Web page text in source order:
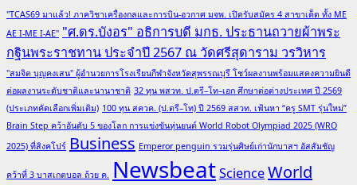
"TCAS69 มาแล้ว! ภาควิชาเครื่องกลและการบิน-อวกาศ มจพ. เปิดรับสมัคร 4 สาขาเด็ด ทั้ง ME
AE I-ME I-AE" "ศ.ดร.บังอร" อธิการบดี มกธ. ประธานถวายผ้าพระ
กฐินพระราชทาน ประจำปี 2567 ณ วัดศรีสุดาราม วรวิหาร
"สมจิต บุญคงเสน" ผู้อำนวยการโรงเรียนกีฬาจังหวัดสุพรรณบุรี โชว์ผลงานพร้อมแสดงความยินดี
ต่อผลงานระดับชาติและนานาชาติ 32 ทุน พสวท. ป.ตรี–โท–เอก ศึกษาต่อต่างประเทศ ปี 2569
(ประเภทคัดเลือกเพิ่มเติม) 100 ทุน สควค. (ป.ตรี–โท) ปี 2569 สสวท. เฟ้นหา “ครู SMT รุ่นใหม่”
Brain Step คว้าอันดับ 5 ของโลก การแข่งขันหุ่นยนต์ World Robot Olympiad 2025 (WRO
2025) ที่สิงคโปร์ Business Emperor penguin รวมรุ่นศิษย์เก่านักบาสฯ อัสสัมชัญ
คว้าที่ 3 บาสเกตบอล ถ้วย ค. NewsbeatScienceWorld